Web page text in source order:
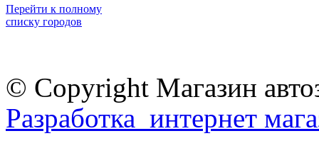
Перейти к полному
списку городов
© Copyright Магазин
Разработка интернет